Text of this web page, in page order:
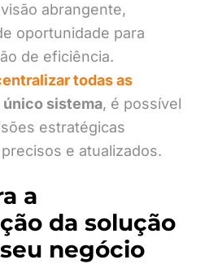
abrangente,
oportunidade para
de eficiência.
todas as
único sistema, é possível
estratégicas
e atualizados.
a
da solução
negócio